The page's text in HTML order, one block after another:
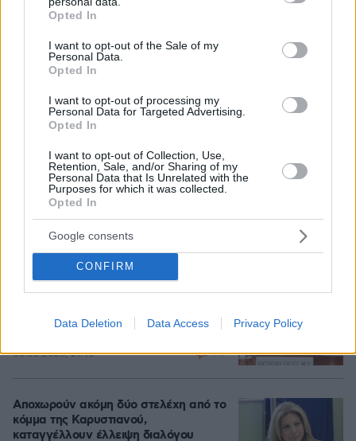
grant or deny consent to Google and its third-party tags to
use your data for below specified purposes in below Google
consent section.
Opted In
I want to opt-out of the Sale of my
Personal Data.
Opted In
I want to opt-out of processing my
Personal Data for Targeted Advertising.
Opted In
I want to opt-out of Collection, Use,
Retention, Sale, and/or Sharing of my
Personal Data that Is Unrelated with the
Purposes for which it was collected.
Opted In
Google consents
CONFIRM
Data Deletion Data Access Privacy Policy
οδύνης έγινε η αποτέφρωση του
συντονιστή που σκοτώθηκε μετά τη
σύγκρουση ελικοπτέρων στην Ψάθα,
φωτογραφίες
06.08.2026, 20:03
Πέθανε το άσπρο κουτάβι που
Κεντρική Μακεδονία: Καλό ταξίδι
μικρέ, δείτε βίντεο
06.08.2026, 16:39
Προϊόν εργαστηρίου ή της φύσης ο
κορωνοϊός; Άλλα έλεγε δημόσια ο
Φάουτσι και άλλα ιδιωτικά, αρνήθηκε
100 φορές να απαντήσει στο
Κογκρέσο
06.08.2026, 21:40 147
Αποχωρούν ακόμη δύο στελέχη από το
κόμμα της Καρυστιανού,
καταγγέλλουν έλλειψη διαλόγου